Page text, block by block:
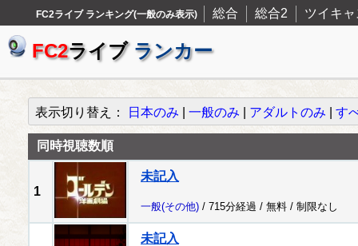
FC2ライブ ランキング(一般のみ表示) 総合 総合2 ツイキャ
FC2ライブ ランカー
表示切り替え： 日本のみ 一般のみ アダルトのみ す
同時視聴数順
1
未記入
一般(その他) / 715分経過 / 無料 / 制限なし
未記入